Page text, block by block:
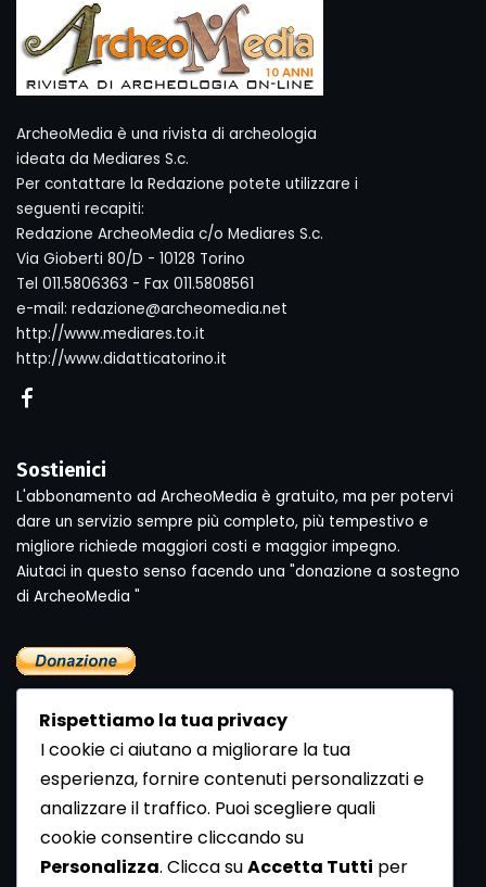
ArcheoMedia è una rivista di archeologia
ideata da Mediares S.c.
Per contattare la Redazione potete utilizzare i
seguenti recapiti:
Redazione ArcheoMedia c/o Mediares S.c.
Via Gioberti 80/D - 10128 Torino
Tel 011.5806363 - Fax 011.5808561
e-mail: redazione@archeomedia.net
http://www.mediares.to.it
http://www.didatticatorino.it
Sostienici
L'abbonamento ad ArcheoMedia è gratuito, ma per potervi
dare un servizio sempre più completo, più tempestivo e
migliore richiede maggiori costi e maggior impegno.
Aiutaci in questo senso facendo una "donazione a sostegno
di ArcheoMedia "
Newsletter
Se vuoi ricevere la Rivista gratuita di archeologia realizzata
dalla Redazione di ArcheoMedia iscriviti alla nostra
Rispettiamo la tua privacy
I cookie ci aiutano a migliorare la tua
esperienza, fornire contenuti personalizzati e
analizzare il traffico. Puoi scegliere quali
cookie consentire cliccando su
Personalizza. Clicca suAccetta Tutti per